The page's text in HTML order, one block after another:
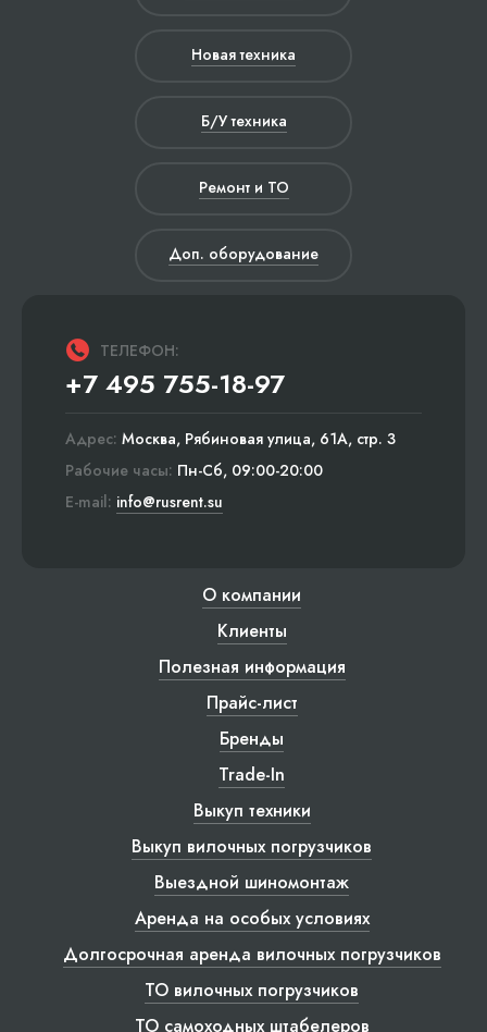
Новая техника
Б/У техника
Ремонт и ТО
Доп. оборудование
ТЕЛЕФОН:
+7 495 755-18-97
Адрес: Москва, Рябиновая улица, 61А, стр. 3
Рабочие часы: Пн-Сб, 09:00-20:00
E-mail: info@rusrent.su
О компании
Клиенты
Полезная информация
Прайс-лист
Бренды
Trade-In
Выкуп техники
Выкуп вилочных погрузчиков
Выездной шиномонтаж
Аренда на особых условиях
Долгосрочная аренда вилочных погрузчиков
ТО вилочных погрузчиков
ТО самоходных штабелеров